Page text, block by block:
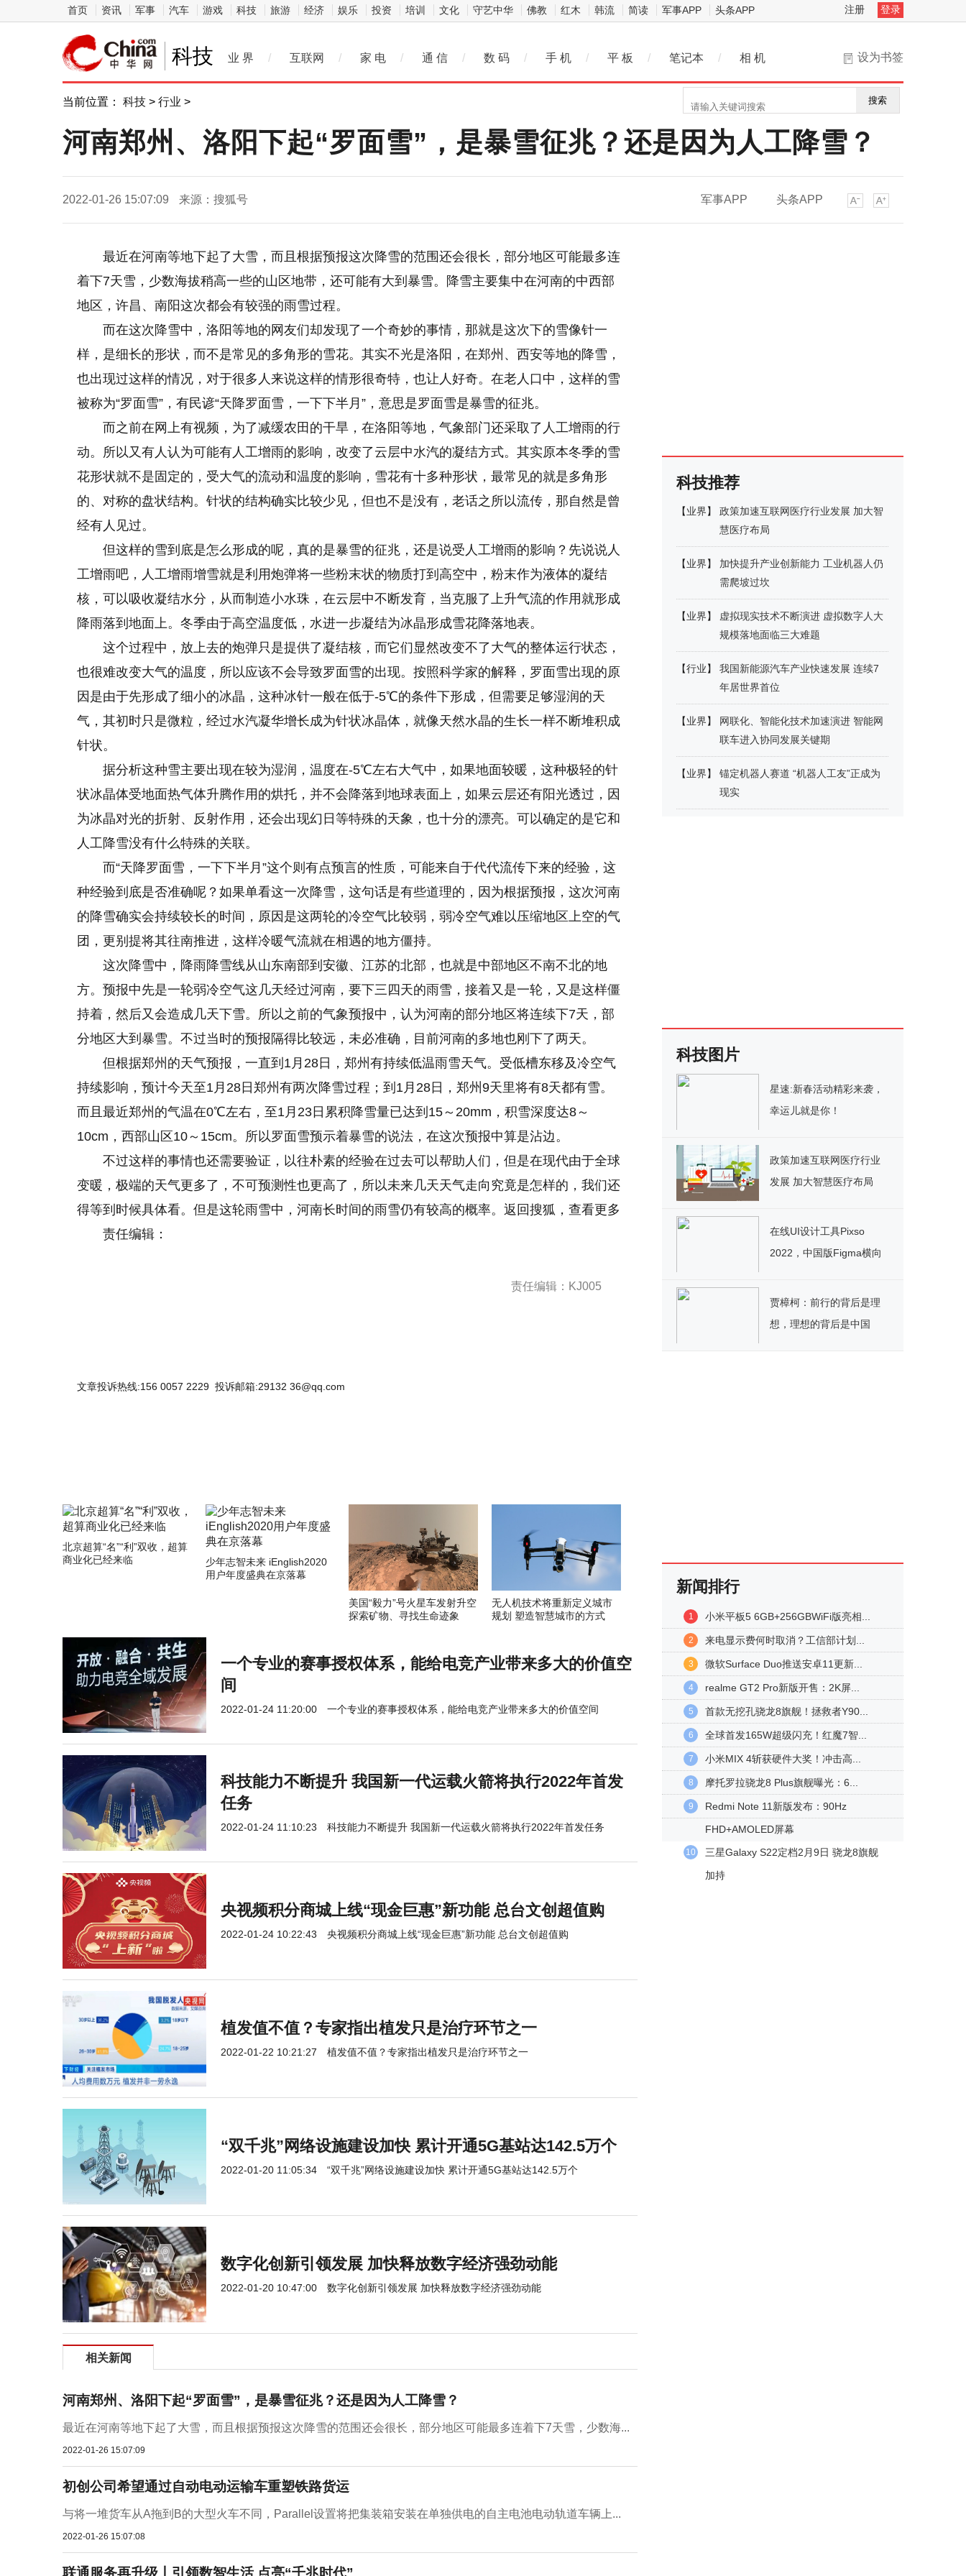
首页 资讯 军事 汽车 游戏 科技 旅游 经济 娱乐 投资 培训 文化 守艺中华 佛教 红木 韩流 简读 军事APP 头条APP 注册 登录
科技 设为书签
业 界 / 互联网 / 家 电 / 通 信 / 数 码 / 手 机 / 平 板 / 笔记本 / 相 机
当前位置： 科技 > 行业 > 搜索
河南郑州、洛阳下起“罗面雪”，是暴雪征兆？还是因为人工降雪？
2022-01-26 15:07:09 来源：搜狐号 军事APP 头条APP
最近在河南等地下起了大雪，而且根据预报这次降雪的范围还会很长，部分地区可能最多连
着下7天雪，少数海拔稍高一些的山区地带，还可能有大到暴雪。降雪主要集中在河南的中西部
地区，许昌、南阳这次都会有较强的雨雪过程。
而在这次降雪中，洛阳等地的网友们却发现了一个奇妙的事情，那就是这次下的雪像针一
样，是细长的形状，而不是常见的多角形的雪花。其实不光是洛阳，在郑州、西安等地的降雪，
也出现过这样的情况，对于很多人来说这样的情形很奇特，也让人好奇。在老人口中，这样的雪
被称为“罗面雪”，有民谚“天降罗面雪，一下下半月”，意思是罗面雪是暴雪的征兆。
而之前在网上有视频，为了减缓农田的干旱，在洛阳等地，气象部门还采取了人工增雨的行
动。所以又有人认为可能有人工增雨的影响，改变了云层中水汽的凝结方式。其实原本冬季的雪
花形状就不是固定的，受大气的流动和温度的影响，雪花有十多种形状，最常见的就是多角形
的、对称的盘状结构。针状的结构确实比较少见，但也不是没有，老话之所以流传，那自然是曾
经有人见过。
但这样的雪到底是怎么形成的呢，真的是暴雪的征兆，还是说受人工增雨的影响？先说说人
工增雨吧，人工增雨增雪就是利用炮弹将一些粉末状的物质打到高空中，粉末作为液体的凝结
核，可以吸收凝结水分，从而制造小水珠，在云层中不断发育，当克服了上升气流的作用就形成
降雨落到地面上。冬季由于高空温度低，水进一步凝结为冰晶形成雪花降落地表。
这个过程中，放上去的炮弹只是提供了凝结核，而它们显然改变不了大气的整体运行状态，
也很难改变大气的温度，所以应该不会导致罗面雪的出现。按照科学家的解释，罗面雪出现的原
因是由于先形成了细小的冰晶，这种冰针一般在低于-5℃的条件下形成，但需要足够湿润的天
气，其初时只是微粒，经过水汽凝华增长成为针状冰晶体，就像天然水晶的生长一样不断堆积成
针状。
据分析这种雪主要出现在较为湿润，温度在-5℃左右大气中，如果地面较暖，这种极轻的针
状冰晶体受地面热气体升腾作用的烘托，并不会降落到地球表面上，如果云层还有阳光透过，因
为冰晶对光的折射、反射作用，还会出现幻日等特殊的天象，也十分的漂亮。可以确定的是它和
人工降雪没有什么特殊的关联。
而“天降罗面雪，一下下半月”这个则有点预言的性质，可能来自于代代流传下来的经验，这
种经验到底是否准确呢？如果单看这一次降雪，这句话是有些道理的，因为根据预报，这次河南
的降雪确实会持续较长的时间，原因是这两轮的冷空气比较弱，弱冷空气难以压缩地区上空的气
团，更别提将其往南推进，这样冷暖气流就在相遇的地方僵持。
这次降雪中，降雨降雪线从山东南部到安徽、江苏的北部，也就是中部地区不南不北的地
方。预报中先是一轮弱冷空气这几天经过河南，要下三四天的雨雪，接着又是一轮，又是这样僵
持着，然后又会造成几天下雪。所以之前的气象预报中，认为河南的部分地区将连续下7天，部
分地区大到暴雪。不过当时的预报隔得比较远，未必准确，目前河南的多地也刚下了两天。
但根据郑州的天气预报，一直到1月28日，郑州有持续低温雨雪天气。受低槽东移及冷空气
持续影响，预计今天至1月28日郑州有两次降雪过程；到1月28日，郑州9天里将有8天都有雪。
而且最近郑州的气温在0℃左右，至1月23日累积降雪量已达到15～20mm，积雪深度达8～
10cm，西部山区10～15cm。所以罗面雪预示着暴雪的说法，在这次预报中算是沾边。
不过这样的事情也还需要验证，以往朴素的经验在过去可以帮助人们，但是在现代由于全球
变暖，极端的天气更多了，不可预测性也更高了，所以未来几天天气走向究竟是怎样的，我们还
得等到时候具体看。但是这轮雨雪中，河南长时间的雨雪仍有较高的概率。返回搜狐，查看更多
责任编辑：
责任编辑：KJ005
文章投诉热线:156 0057 2229 投诉邮箱:29132 36@qq.com
北京超算“名”“利”双收，超算
商业化已经来临
少年志智未来 iEnglish2020
用户年度盛典在京落幕
美国“毅力”号火星车发射升空
探索矿物、寻找生命迹象
无人机技术将重新定义城市
规划 塑造智慧城市的方式
一个专业的赛事授权体系，能给电竞产业带来多大的价值空
间
2022-01-24 11:20:00 一个专业的赛事授权体系，能给电竞产业带来多大的价值空间
科技能力不断提升 我国新一代运载火箭将执行2022年首发
任务
2022-01-24 11:10:23 科技能力不断提升 我国新一代运载火箭将执行2022年首发任务
央视频积分商城上线“现金巨惠”新功能 总台文创超值购
2022-01-24 10:22:43 央视频积分商城上线“现金巨惠”新功能 总台文创超值购
植发值不值？专家指出植发只是治疗环节之一
2022-01-22 10:21:27 植发值不值？专家指出植发只是治疗环节之一
“双千兆”网络设施建设加快 累计开通5G基站达142.5万个
2022-01-20 11:05:34 “双千兆”网络设施建设加快 累计开通5G基站达142.5万个
数字化创新引领发展 加快释放数字经济强劲动能
2022-01-20 10:47:00 数字化创新引领发展 加快释放数字经济强劲动能
相关新闻
河南郑州、洛阳下起“罗面雪”，是暴雪征兆？还是因为人工降雪？
最近在河南等地下起了大雪，而且根据预报这次降雪的范围还会很长，部分地区可能最多连着下7天雪，少数海...
2022-01-26 15:07:09
初创公司希望通过自动电动运输车重塑铁路货运
与将一堆货车从A拖到B的大型火车不同，Parallel设置将把集装箱安装在单独供电的自主电池电动轨道车辆上...
2022-01-26 15:07:08
联通服务再升级丨引领数智生活 点亮“千兆时代”
科技推荐
【业界】
政策加速互联网医疗行业发展 加大智
慧医疗布局
【业界】
加快提升产业创新能力 工业机器人仍
需爬坡过坎
【业界】
虚拟现实技术不断演进 虚拟数字人大
规模落地面临三大难题
【行业】
我国新能源汽车产业快速发展 连续7
年居世界首位
【业界】
网联化、智能化技术加速演进 智能网
联车进入协同发展关键期
【业界】
锚定机器人赛道 “机器人工友”正成为
现实
科技图片
星速:新春活动精彩来袭，
幸运儿就是你！
政策加速互联网医疗行业
发展 加大智慧医疗布局
在线UI设计工具Pixso
2022，中国版Figma横向
贾樟柯：前行的背后是理
想，理想的背后是中国
新闻排行
1 小米平板5 6GB+256GBWiFi版亮相...
2 来电显示费何时取消？工信部计划...
3 微软Surface Duo推送安卓11更新...
4 realme GT2 Pro新版开售：2K屏...
5 首款无挖孔骁龙8旗舰！拯救者Y90...
6 全球首发165W超级闪充！红魔7智...
7 小米MIX 4斩获硬件大奖！冲击高...
8 摩托罗拉骁龙8 Plus旗舰曝光：6...
9
Redmi Note 11新版发布：90Hz
FHD+AMOLED屏幕
10
三星Galaxy S22定档2月9日 骁龙8旗舰
加持